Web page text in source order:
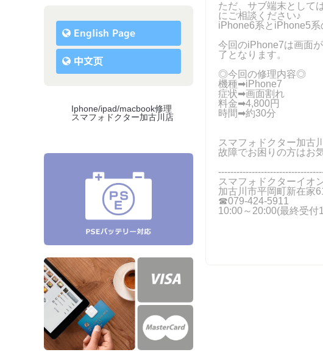
English Page
中文页
Iphone/ipad/macbook修理
スマフォドクター加古川店
ただ、サブ端末として
にご相談ください♪
iPhone6系とiPhone5
今回のiPhone7は画面
了となります。
◎今回の修理内容◎
機種➡iPhone7
症状➡画面割れ
料金➡4,800円
時間➡約30分
スマフォドクター加古
故障でお困りの方はお
スマフォドクターイオ
加古川市平岡町新在家
☎079-424-5911
10:00～20:00(最終受付